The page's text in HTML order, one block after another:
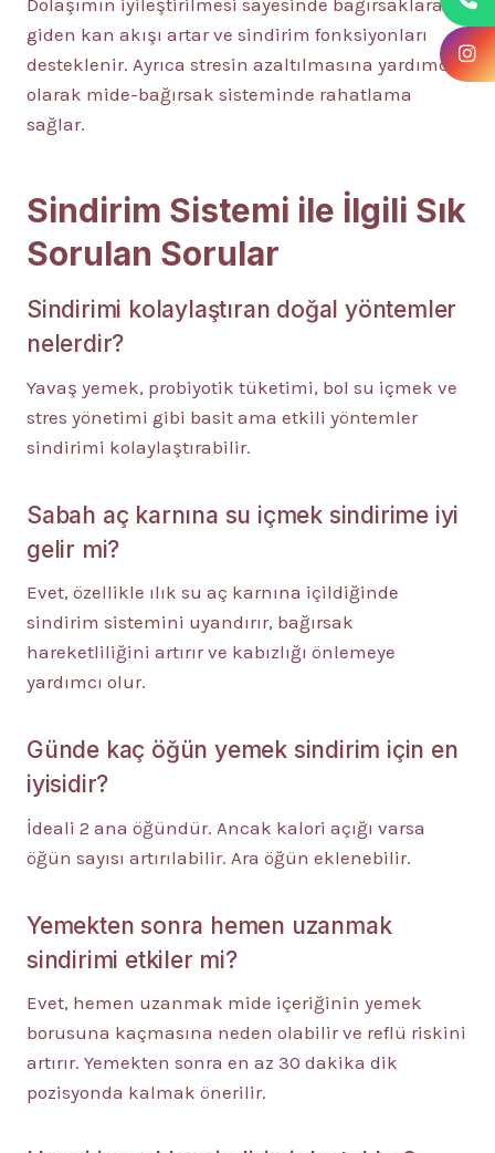
Dolaşımın iyileştirilmesi sayesinde bağırsaklara
giden kan akışı artar ve sindirim fonksiyonları
desteklenir. Ayrıca stresin azaltılmasına yardımcı
olarak mide-bağırsak sisteminde rahatlama
sağlar.
Sindirim Sistemi ile İlgili Sık
Sorulan Sorular
Sindirimi kolaylaştıran doğal yöntemler
nelerdir?
Yavaş yemek, probiyotik tüketimi, bol su içmek ve
stres yönetimi gibi basit ama etkili yöntemler
sindirimi kolaylaştırabilir.
Sabah aç karnına su içmek sindirime iyi
gelir mi?
Evet, özellikle ılık su aç karnına içildiğinde
sindirim sistemini uyandırır, bağırsak
hareketliliğini artırır ve kabızlığı önlemeye
yardımcı olur.
Günde kaç öğün yemek sindirim için en
iyisidir?
İdeali 2 ana öğündür. Ancak kalori açığı varsa
öğün sayısı artırılabilir. Ara öğün eklenebilir.
Yemekten sonra hemen uzanmak
sindirimi etkiler mi?
Evet, hemen uzanmak mide içeriğinin yemek
borusuna kaçmasına neden olabilir ve reflü riskini
artırır. Yemekten sonra en az 30 dakika dik
pozisyonda kalmak önerilir.